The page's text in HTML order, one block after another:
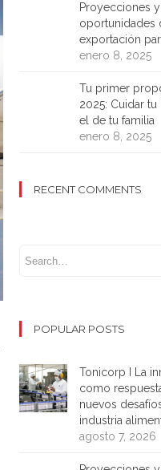
Proyecciones y
oportunidades
exportación
enero 8, 2025
Tu primer
2025: Cuidar
el de tu familia
enero 8, 2025
RECENT COMMENTS
POPULAR POSTS
Tonicorp I La
como
nuevos
industria
agosto 7, 2026